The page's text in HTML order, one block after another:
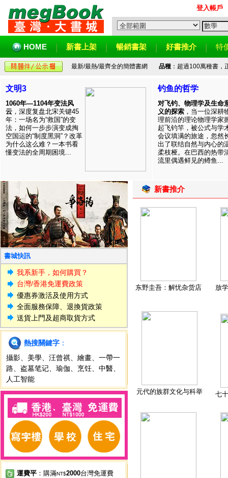
登入帳戶
HOME 新書上架 暢銷書架 好書推介 特
最新/最熱/最齊全的簡體書網 品種：超過100萬種書，
文明3
1060年—1104年变法风
云 ，深度复盘北宋关键45
年：一场名为“救国”的变
法，如何一步步演变成掏
空国运的“制度黑洞”？改革
为什么这么难？一本书看
懂变法的全周期困境...
钓鱼的哲学
对飞钓、物理学及生命
义的探索 ，当一位深耕
理前沿的理论物理学家
起飞钓竿，被公式与学
会议填满的旅途，忽然
出了联结自然与内心的
柔枝桠。在巴西的热带
流里偶遇鲜见的鳟鱼...
書城快訊
我系新手，如何購買？
台灣/香港免運費政策
優惠券激活及使用方式
全面服務保障、退換貨政策
送貨上門及超商取貨方式
熱搜關鍵字 ：
攝影
美學 汪曾祺 繪畫
一帶一
路
盗墓笔记 瑜伽 烹饪 中醫
人工智能
運費平 ：購滿NT$2000台灣免運費
新書推介
东野圭吾：解忧杂货店 放
元代的族群文化与科举 七